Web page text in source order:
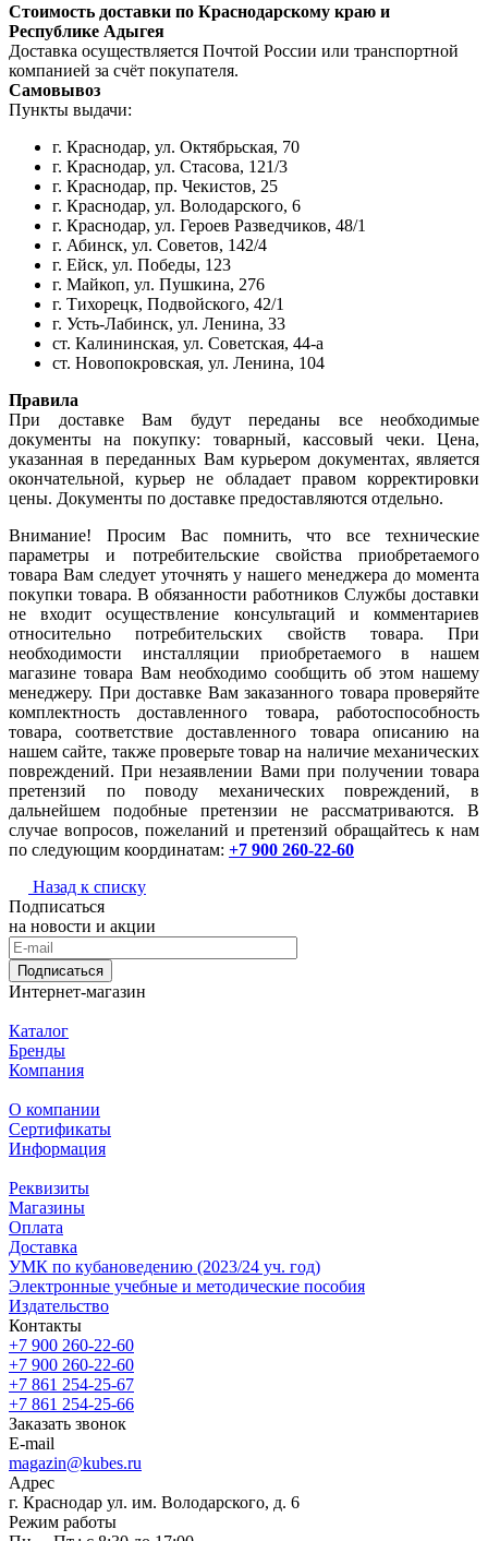
Стоимость доставки по Краснодарскому краю и
Республике Адыгея
Доставка осуществляется Почтой России или транспортной
компанией за счёт покупателя.
Самовывоз
Пункты выдачи:
г. Краснодар, ул. Октябрьская, 70
г. Краснодар, ул. Стасова, 121/3
г. Краснодар, пр. Чекистов, 25
г. Краснодар, ул. Володарского, 6
г. Краснодар, ул. Героев Разведчиков, 48/1
г. Абинск, ул. Советов, 142/4
г. Ейск, ул. Победы, 123
г. Майкоп, ул. Пушкина, 276
г. Тихорецк, Подвойского, 42/1
г. Усть-Лабинск, ул. Ленина, 33
ст. Калининская, ул. Советская, 44-а
ст. Новопокровская, ул. Ленина, 104
Правила
При доставке Вам будут переданы все необходимые
документы на покупку: товарный, кассовый чеки. Цена,
указанная в переданных Вам курьером документах, является
окончательной, курьер не обладает правом корректировки
цены. Документы по доставке предоставляются отдельно.
Внимание! Просим Вас помнить, что все технические
параметры и потребительские свойства приобретаемого
товара Вам следует уточнять у нашего менеджера до момента
покупки товара. В обязанности работников Службы доставки
не входит осуществление консультаций и комментариев
относительно потребительских свойств товара. При
необходимости инсталляции приобретаемого в нашем
магазине товара Вам необходимо сообщить об этом нашему
менеджеру. При доставке Вам заказанного товара проверяйте
комплектность доставленного товара, работоспособность
товара, соответствие доставленного товара описанию на
нашем сайте, также проверьте товар на наличие механических
повреждений. При незаявлении Вами при получении товара
претензий по поводу механических повреждений, в
дальнейшем подобные претензии не рассматриваются. В
случае вопросов, пожеланий и претензий обращайтесь к нам
по следующим координатам: +7 900 260-22-60
Назад к списку
Подписаться
на новости и акции
Подписаться
Интернет-магазин
Каталог
Бренды
Компания
О компании
Сертификаты
Информация
Реквизиты
Магазины
Oплата
Доставка
УМК по кубановедению (2023/24 уч. год)
Электронные учебные и методические пособия
Издательство
Контакты
+7 900 260-22-60
+7 900 260-22-60
+7 861 254-25-67
+7 861 254-25-66
Заказать звонок
E-mail
magazin@kubes.ru
Адрес
г. Краснодар ул. им. Володарского, д. 6
Режим работы